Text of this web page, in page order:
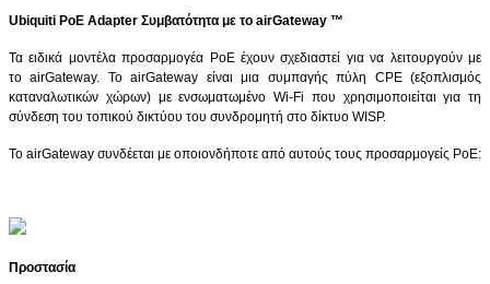
Ubiquiti PoE Adapter Συμβατότητα με το airGateway ™
Τα ειδικά μοντέλα προσαρμογέα PoEέχουν σχεδιαστεί για να λειτουργούν με
τοairGateway. ΤοairGateway είναι μια συμπαγής πύλη CPE(εξοπλισμός
καταναλωτικών χώρων) με ενσωματωμένο Wi-Fi που χρησιμοποιείται για τη
σύνδεση του τοπικού δικτύου του συνδρομητή στο δίκτυο WISP.
Το airGateway συνδέεται με οποιονδήποτε από αυτούς τους προσαρμογείς PoE:
Προστασία